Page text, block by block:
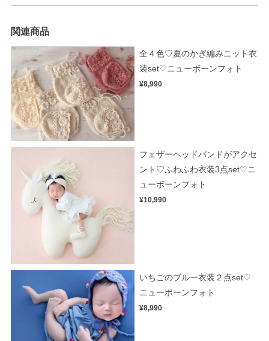
関連商品
全４色♡夏のかぎ編みニット衣
装set♡ニューボーンフォト
¥8,990
フェザーヘッドバンドがアクセ
ント♡ふわふわ衣装3点set♡ニ
ューボーンフォト
¥10,990
いちごのブルー衣装２点set♡
ニューボーンフォト
¥8,990